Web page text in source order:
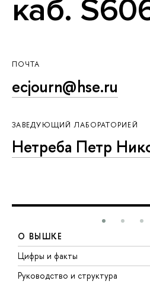
каб.
ПОЧТА
ecjourn@hse.ru
ЗАВЕДУЮЩИЙ ЛАБОРАТОРИЕЙ
Нетреба Петр
О ВЫШКЕ
Цифры и факты
Руководство и структура